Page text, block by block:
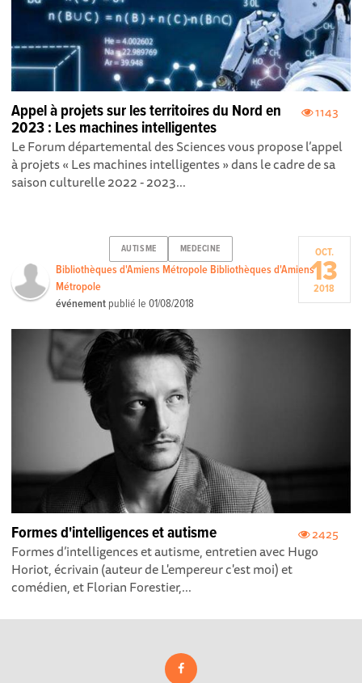
1143
Appel à projets sur les territoires du Nord en
2023 : Les machines intelligentes
Le Forum départemental des Sciences vous propose l’appel
à projets « Les machines intelligentes » dans le cadre de sa
saison culturelle 2022 - 2023...
AUTISME MEDECINE
Bibliothèques d'Amiens Métropole Bibliothèques d'Amiens
Métropole
événement publié le01/08/2018
OCT.
13
2018
2425
Formes d'intelligences et autisme
Formes d’intelligences et autisme, entretien avec Hugo
Horiot, écrivain (auteur de L'empereur c'est moi) et
comédien, et Florian Forestier,...